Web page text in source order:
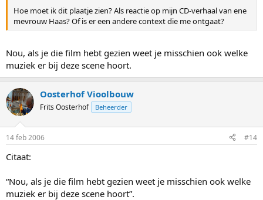
Hoe moet ik dit plaatje zien? Als reactie op mijn CD-verhaal van ene
mevrouw Haas? Of is er een andere context die me ontgaat?
Nou, als je die film hebt gezien weet je misschien ook welke
muziek er bij deze scene hoort.
Oosterhof Vioolbouw
Frits Oosterhof Beheerder
14 feb 2006 #14
Citaat:
“Nou, als je die film hebt gezien weet je misschien ook welke
muziek er bij deze scene hoort”.